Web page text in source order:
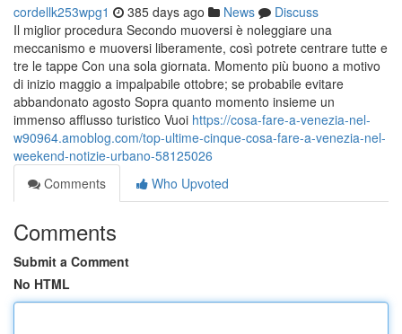
cordellk253wpg1 385 days ago News
Discuss
Il miglior procedura Secondo muoversi è noleggiare una
meccanismo e muoversi liberamente, così potrete centrare tutte e
tre le tappe Con una sola giornata. Momento più buono a motivo
di inizio maggio a impalpabile ottobre; se probabile evitare
abbandonato agosto Sopra quanto momento insieme un
immenso afflusso turistico Vuoi https://cosa-fare-a-venezia-nel-
w90964.amoblog.com/top-ultime-cinque-cosa-fare-a-venezia-nel-
weekend-notizie-urbano-58125026
Comments
Who Upvoted
Comments
Submit a Comment
No HTML